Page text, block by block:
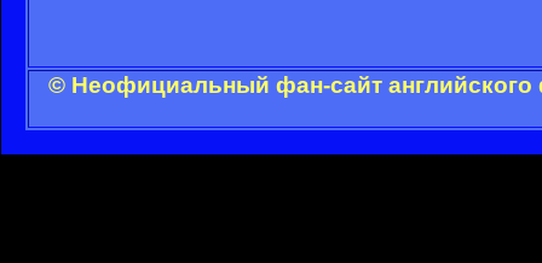
© Неофициальный фан-сайт английского